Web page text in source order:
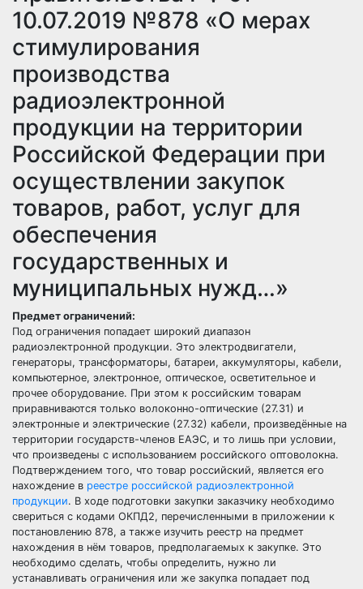
10.07.2019 №878 «О мерах
стимулирования
производства
радиоэлектронной
продукции на территории
Российской Федерации при
осуществлении закупок
товаров, работ, услуг для
обеспечения
государственных и
муниципальных нужд…»
Предмет ограничений:
Под ограничения попадает широкий диапазон
радиоэлектронной продукции. Это электродвигатели,
генераторы, трансформаторы, батареи, аккумуляторы, кабели,
компьютерное, электронное, оптическое, осветительное и
прочее оборудование. При этом к российским товарам
приравниваются только волоконно-оптические (27.31) и
электронные и электрические (27.32) кабели, произведённые на
территории государств-членов ЕАЭС, и то лишь при условии,
что произведены с использованием российского оптоволокна.
Подтверждением того, что товар российский, является его
нахождение в реестре российской радиоэлектронной
продукции. В ходе подготовки закупки заказчику необходимо
свериться с кодами ОКПД2, перечисленными в приложении к
постановлению 878, а также изучить реестр на предмет
нахождения в нём товаров, предполагаемых к закупке. Это
необходимо сделать, чтобы определить, нужно ли
устанавливать ограничения или же закупка попадает под